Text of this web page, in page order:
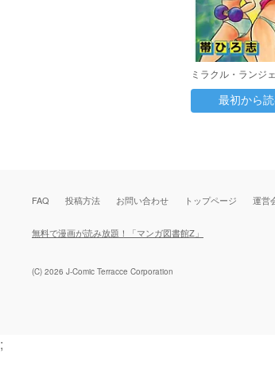
ミラクル・ランジ
最初から
FAQ 投稿方法 お問い合わせ トップページ 運営
無料で漫画が読み放題！「マンガ図書館Z」
(C) 2026 J-Comic Terracce Corporation
;